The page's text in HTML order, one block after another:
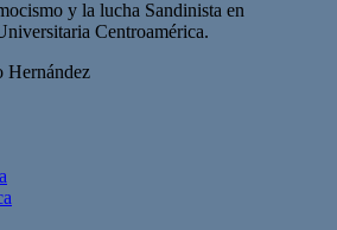
y la lucha Sandinista en
Centroamérica.
Hernández